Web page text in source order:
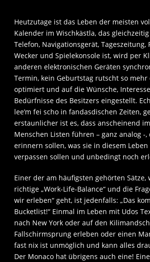
Heutzutage ist das Leben der meisten
Kalender im Wischkästla, das
Telefon, Navigationsgerät, Tageszeitung,
Wecker und Spielekonsole ist, wird per
anderen elektronischen Geräten
Termin, kein Geburtstag rutscht so
optimiert und auf die Wünsche,
Bedürfnisse des Besitzers eingestellt.
lee’m fei scho in fandasdischen Zeiten,
erstaunlicher ist es, dass anscheinend
Menschen Listen führen – ganz analog -,
erinnern sollen, was sie in diesem
verpassen sollen und unbedingt noch
Einer der am häufigsten gehörten Sätze,
richtige „Work-Life-Balance“ und die
wir erleben“ geht, ist jedenfalls: „Das
Bucketlist!“ Einmal im Leben mit Udos
nach New York oder auf den
Fallschirmsprung erleben oder einen
fast nix ist unmöglich und kann alles
Der Monaco hat übrigens auch eine! Eine